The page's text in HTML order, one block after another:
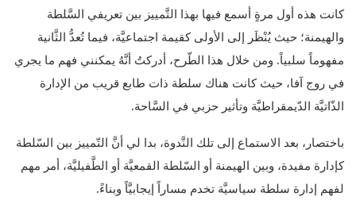
كانت هذه أول مرةٍ أسمع فيها بهذا التَّمييز بين تعريفي السَّلطة
والهيمنة؛ حيث يُنْظَر إلى الأولى كقيمة اجتماعيَّة، فيما تُعدُّ الثَّانية
مفهوماً سلبياً. ومن خلال هذا الطّرح، أدركتُ أنَّهُ يمكنني فهم ما يجري
في روج آفا، حيث كانت هناك سلطة ذات طابع قريب من الإدارة
الذّاتيَّة الدّيمقراطيَّة وتأثير حزبي في السَّاحة.
باختصار، بعد الاستماع إلى تلك النَّدوة، بدا لي أنَّ التّمييز بين السّلطة
كإدارة مفيدة، وبين الهيمنة أو السّلطة القمعيَّة أو الطَّفيليَّة، أمر مهم
لفهم إدارة سلطة سياسيَّة تخدم مساراً إيجابيَّاً وبناءً.